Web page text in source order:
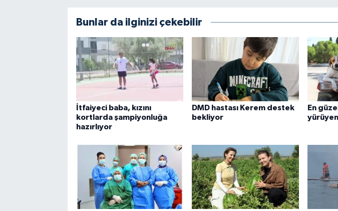
Bunlar da ilginizi çekebilir
İtfaiyeci baba, kızını
kortlarda şampiyonluğa
hazırlıyor
DMD hastası Kerem destek
bekliyor
En